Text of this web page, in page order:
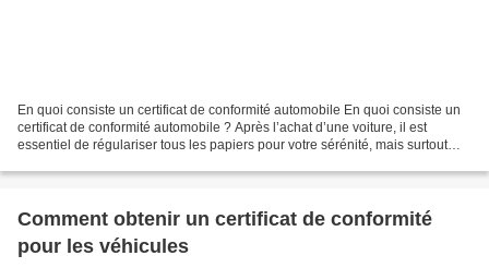
En quoi consiste un certificat de conformité automobile En quoi consiste un
certificat de conformité automobile ? Après l’achat d’une voiture, il est
essentiel de régulariser tous les papiers pour votre sérénité, mais surtout
Comment obtenir un certificat de conformité
pour les véhicules